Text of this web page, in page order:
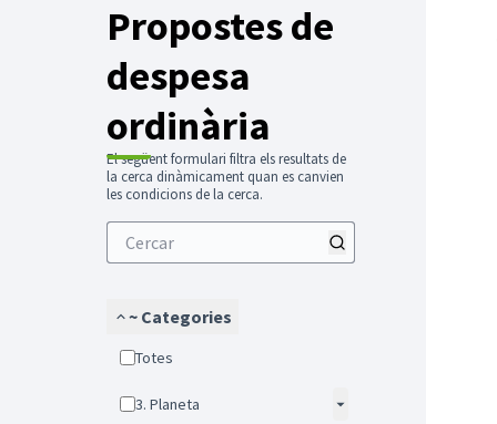
Propostes de
despesa
ordinària
El següent formulari filtra els resultats de
la cerca dinàmicament quan es canvien
les condicions de la cerca.
~ Categories
Totes
3. Planeta